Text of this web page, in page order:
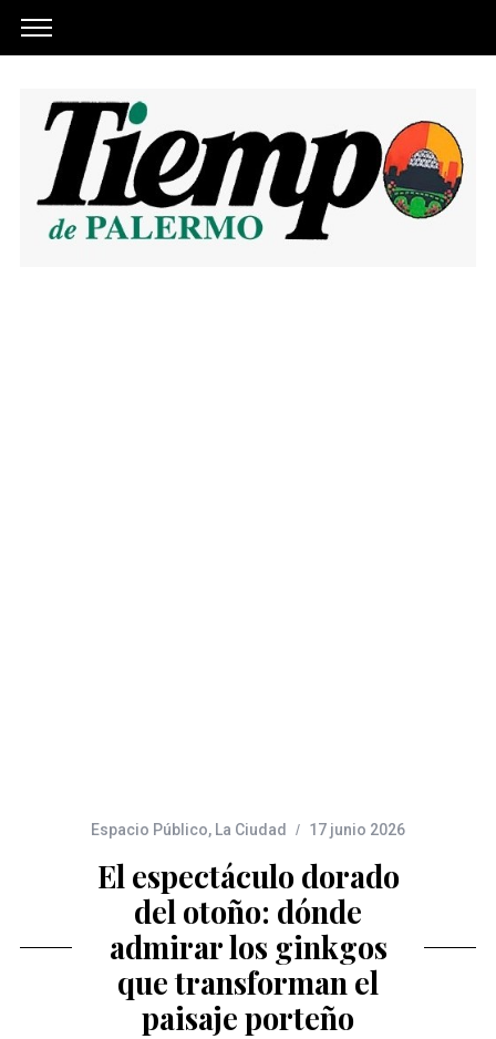
Espacio Público, La Ciudad 17 junio 2026
El espectáculo dorado
del otoño: dónde
admirar los ginkgos
que transforman el
paisaje porteño